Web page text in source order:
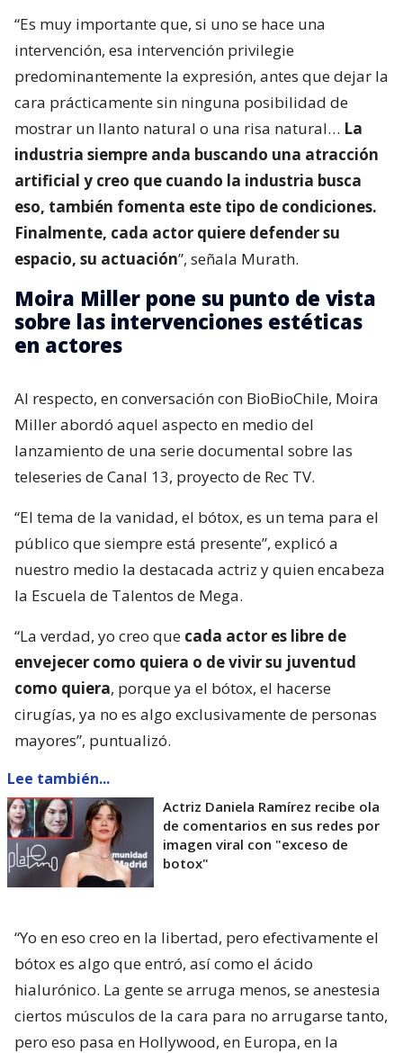
“Es muy importante que, si uno se hace una
intervención, esa intervención privilegie
predominantemente la expresión, antes que dejar la
cara prácticamente sin ninguna posibilidad de
mostrar un llanto natural o una risa natural… La
industria siempre anda buscando una atracción
artificial y creo que cuando la industria busca
eso, también fomenta este tipo de condiciones.
Finalmente, cada actor quiere defender su
espacio, su actuación”, señala Murath.
Moira Miller pone su punto de vista
sobre las intervenciones estéticas
en actores
Al respecto, en conversación con BioBioChile, Moira
Miller abordó aquel aspecto en medio del
lanzamiento de una serie documental sobre las
teleseries de Canal 13, proyecto de Rec TV.
“El tema de la vanidad, el bótox, es un tema para el
público que siempre está presente”, explicó a
nuestro medio la destacada actriz y quien encabeza
la Escuela de Talentos de Mega.
“La verdad, yo creo que cada actor es libre de
envejecer como quiera o de vivir su juventud
como quiera, porque ya el bótox, el hacerse
cirugías, ya no es algo exclusivamente de personas
mayores”, puntualizó.
Lee también...
Actriz Daniela Ramírez recibe ola
de comentarios en sus redes por
imagen viral con "exceso de
botox"
“Yo en eso creo en la libertad, pero efectivamente el
bótox es algo que entró, así como el ácido
hialurónico. La gente se arruga menos, se anestesia
ciertos músculos de la cara para no arrugarse tanto,
pero eso pasa en Hollywood, en Europa, en la